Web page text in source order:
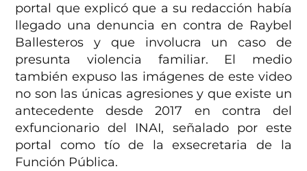
portal que explicó que a su redacción había
llegado una denuncia en contra de Raybel
Ballesteros y que involucra un caso de
presunta violencia familiar. El medio
también expuso las imágenes de este video
no son las únicas agresiones y que existe un
antecedente desde 2017 en contra del
exfuncionario del INAI, señalado por este
portal como tío de la exsecretaria de la
Función Pública.